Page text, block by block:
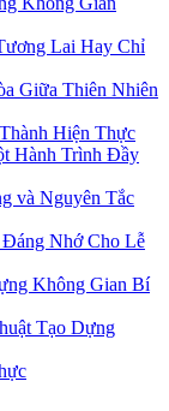
Lai Hay Chỉ
Giữa Thiên Nhiên
Hiện Thực
Hành Trình Đầy
và Nguyên Tắc
Nhớ Cho Lễ
Không Gian Bí
Tạo Dựng